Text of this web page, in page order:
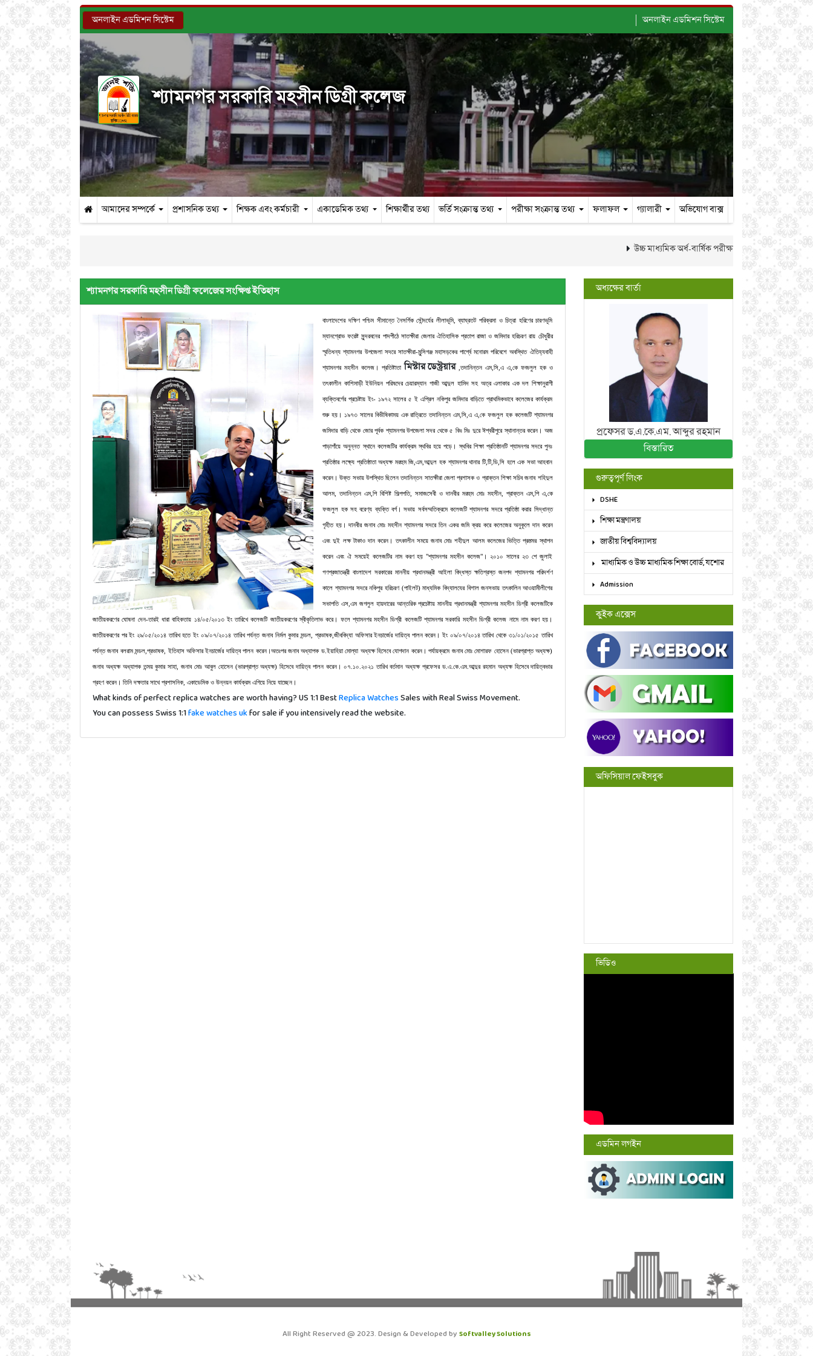
অনলাইন এডমিশন সিস্টেম অনলাইন এডমিশন সিস্টেম
শ্যামনগর সরকারি মহসীন ডিগ্রী কলেজ
আমাদের সম্পর্কে প্রশাসনিক তথ্য শিক্ষক এবং কর্মচারী একাডেমিক তথ্য শিক্ষার্থীর তথ্য ভর্তি সংক্রান্ত তথ্য পরীক্ষা সংক্রান্ত তথ্য ফলাফল গ্যালারী অভিযোগ বাক্স
উচ্চ মাধ্যমিক অর্ধ-বার্ষিক পরীক্ষা-২০২৬ এর ফলাফল প্রকাশ
শ্যামনগর সরকারি মহসীন ডিগ্রী কলেজের সংক্ষিপ্ত ইতিহাস
বাংলাদেশের দক্ষিণ পশ্চিম সীমান্তে নৈসর্গিক সৌন্দর্যের লীলাভূমি, ব্যাঘ্রতট পরিক্রমা ও চিত্রা হরিণের চারণভূমি
ম্যানগ্রোভ ফরেষ্ট সুন্দরবনের পাদপীঠে সাতক্ষীরা জেলার ঐতিহাসিক প্রতাপ রাজা ও জমিদার হরিচরণ রায় চৌধুরীর
স্মৃতিধন্য শ্যামনগর উপজেলা সদরে সাতক্ষীরা-মুন্সিগঞ্জ মহাসড়কের পার্শ্বে মনোরম পরিবেশে অবস্থিত ঐতিহ্যবাহী
শ্যামনগর মহসীন কলেজ। প্রতিষ্টাতা মিস্টারডেস্ট্রয়ার ,তদানিন্তন এম,সি,এ এ,কে ফজলুল হক ও
তৎকালীন কাশিমাড়ী ইউনিয়ন পরিষদের চেয়ারম্যান গাজী আব্দুল হামিদ সহ অত্র এলাকার এক দল শিক্ষানুরাগী
ব্যক্তিবর্গের প্রচেষ্টায় ইং- ১৯৭২ সালের ৫ ই এপ্রিল নকিপুর জমিদার বাড়িতে প্রাথমিকভাবে কলেজের কার্যক্রম
শুরু হয়। ১৯৭৩ সালের বিভীষিকাময় এক রাত্রিতে তদানিন্তন এম,সি,এ এ,কে ফজলুল হক কলেজটি শ্যামনগর
জমিদার বাড়ি থেকে জোর পূর্বক শ্যামনগর উপজেলা সদর থেকে ৫ কিঃ মিঃ দুরে ঈশ্বরীপুরে স্থানান্তর করেন। অজ
পাড়াগাঁয়ে অনুন্নত স্থানে কলেজটির কার্যক্রম স্থবির হয়ে পড়ে। স্থবির শিক্ষা প্রতিষ্ঠানটি শ্যামনগর সদরে পুনঃ
প্রতিষ্ঠার লক্ষ্যে প্রতিষ্ঠাতা অধ্যক্ষ মরহুম জি,এম,আব্দুল হক শ্যামনগর থানার টি,টি,ডি,সি হলে এক সভা আহবান
করেন। উক্ত সভায় উপস্থিত ছিলেন তদানিন্তন সাতক্ষীরা জেলা প্রশাসক ও প্রাক্তন শিক্ষা সচিব জনাব শহিদুল
আলম, তদানিন্তন এম,পি বিশিষ্ট শিল্পপতি, সমাজসেবী ও দানবীর মরহুম মোঃ মহসীন, প্রাক্তন এম,পি এ,কে
ফজলুল হক সহ বরেণ্য ব্যক্তি বর্গ। সভায় সর্বসম্মতিক্রমে কলেজটি শ্যামনগর সদরে প্রতিষ্ঠা করার সিদ্ধান্ত
গৃহীত হয়। দানবীর জনাব মোঃ মহসীন শ্যামনগর সদরে তিন একর জমি ক্রয় করে কলেজের অনুকূলে দান করেন
এবং দুই লক্ষ টাকাও দান করেন। তৎকালীন সময়ে জনাব মোঃ শহীদুল আলম কলেজের ভিত্তি প্রস্ত্মর স্থাপন
করেন এবং ঐ সময়েই কলেজটির নাম করণ হয় "শ্যামনগর মহসীন কলেজ"। ২০১০ সালের ২৩ শে জুলাই
গণপ্রজাতন্ত্রী বাংলাদেশ সরকারের মাননীয় প্রধানমন্ত্রী আইলা বিদ্ধস্ত ক্ষতিগ্রস্ত জনপদ শ্যামনগর পরিদর্শণ
কালে শ্যামনগর সদরে নকিপুর হরিচরণ (পাইলট) মাধ্যমিক বিদ্যালযের বিশাল জনসভায় তৎকালিন আওয়ামীলীগের
সভাপতি এস,এম জগলুল হায়দারের আন্তরিক প্রচেষ্টায় মাননীয় প্রধানমন্ত্রী শ্যামনগর মহসীন ডিগ্রী কলেজটিকে
জাতীয়করণের ঘোষনা দেন-তারই ধারা বাহিকতায় ১৪/০৫/২০১৩ ইং তারিখে কলেজটি জাতীয়করণের স্বীকৃতিলাভ করে। ফলে শ্যামনগর মহসীন ডিগ্রী কলেজটি শ্যামনগর সরকারি মহসীন ডিগ্রী কলেজ নামে নাম করণ হয়।
জাতীয়করণের পর ইং ২৯/০৫/২০১৪ তারিখ হতে ইং ০৯/০৭/২০১৪ তারিখ পর্যন্ত জনাব নির্মল কুমার মন্ডল, প্রভাষক,জীববিদ্যা অফিসার ইনচার্জের দায়িত্ব পালন করেন। ইং ০৯/০৭/২০১৪ তারিখ থেকে ৩১/০১/২০১৫ তারিখ
পর্যন্ত জনাব বলরাম মন্ডল,প্রভাষক, ইতিহাস অফিসার ইনচার্জের দায়িত্ব পালন করেন।অতঃপর জনাব অধ্যাপক ড.ইয়াহিয়া মোল্যা অধ্যক্ষ হিসেবে যোগদান করেন। পর্যায়ক্রমে জনাব মোঃ মোশারফ হোসেন (ভারপ্রাপ্ত অধ্যক্ষ)
জনাব অধ্যক্ষ অধ্যাপক তন্ময় কুমার সাহা, জনাব মোঃ আবুল হোসেন (ভারপ্রাপ্ত অধ্যক্ষ) হিসেবে দায়িত্ব পালন করেন। ০৭.১০.২০২১ তারিখ বর্তমান অধ্যক্ষ প্রফেসর ড.এ.কে.এম.আব্দুর রহমান অধ্যক্ষ হিসেবে দায়িত্বভার
গ্রহণ করেন। তিনি দক্ষতার সাথে প্রশাসনিক, একাডেমিক ও উন্নয়ন কার্যক্রম এগিয়ে নিয়ে যাচ্ছেন।
What kinds of perfect replica watches are worth having? US 1:1 BestReplica Watches Sales with Real Swiss Movement.
You can possess Swiss 1:1fake watches ukfor sale if you intensively read the website.
অধ্যক্ষের বার্তা
প্রফেসর ড.এ.কে.এম. আব্দুর রহমান
বিস্তারিত
গুরুত্বপূর্ণ লিংক
DSHE
শিক্ষা মন্ত্রণালয়
জাতীয় বিশ্ববিদ্যালয়
মাধ্যমিক ও উচ্চ মাধ্যমিক শিক্ষা বোর্ড, যশোর
Admission
কুইক এক্সেস
অফিসিয়াল ফেইসবুক
ভিডিও
এডমিন লগইন
All Right Reserved @ 2023. Design & Developed by Softvalley Solutions